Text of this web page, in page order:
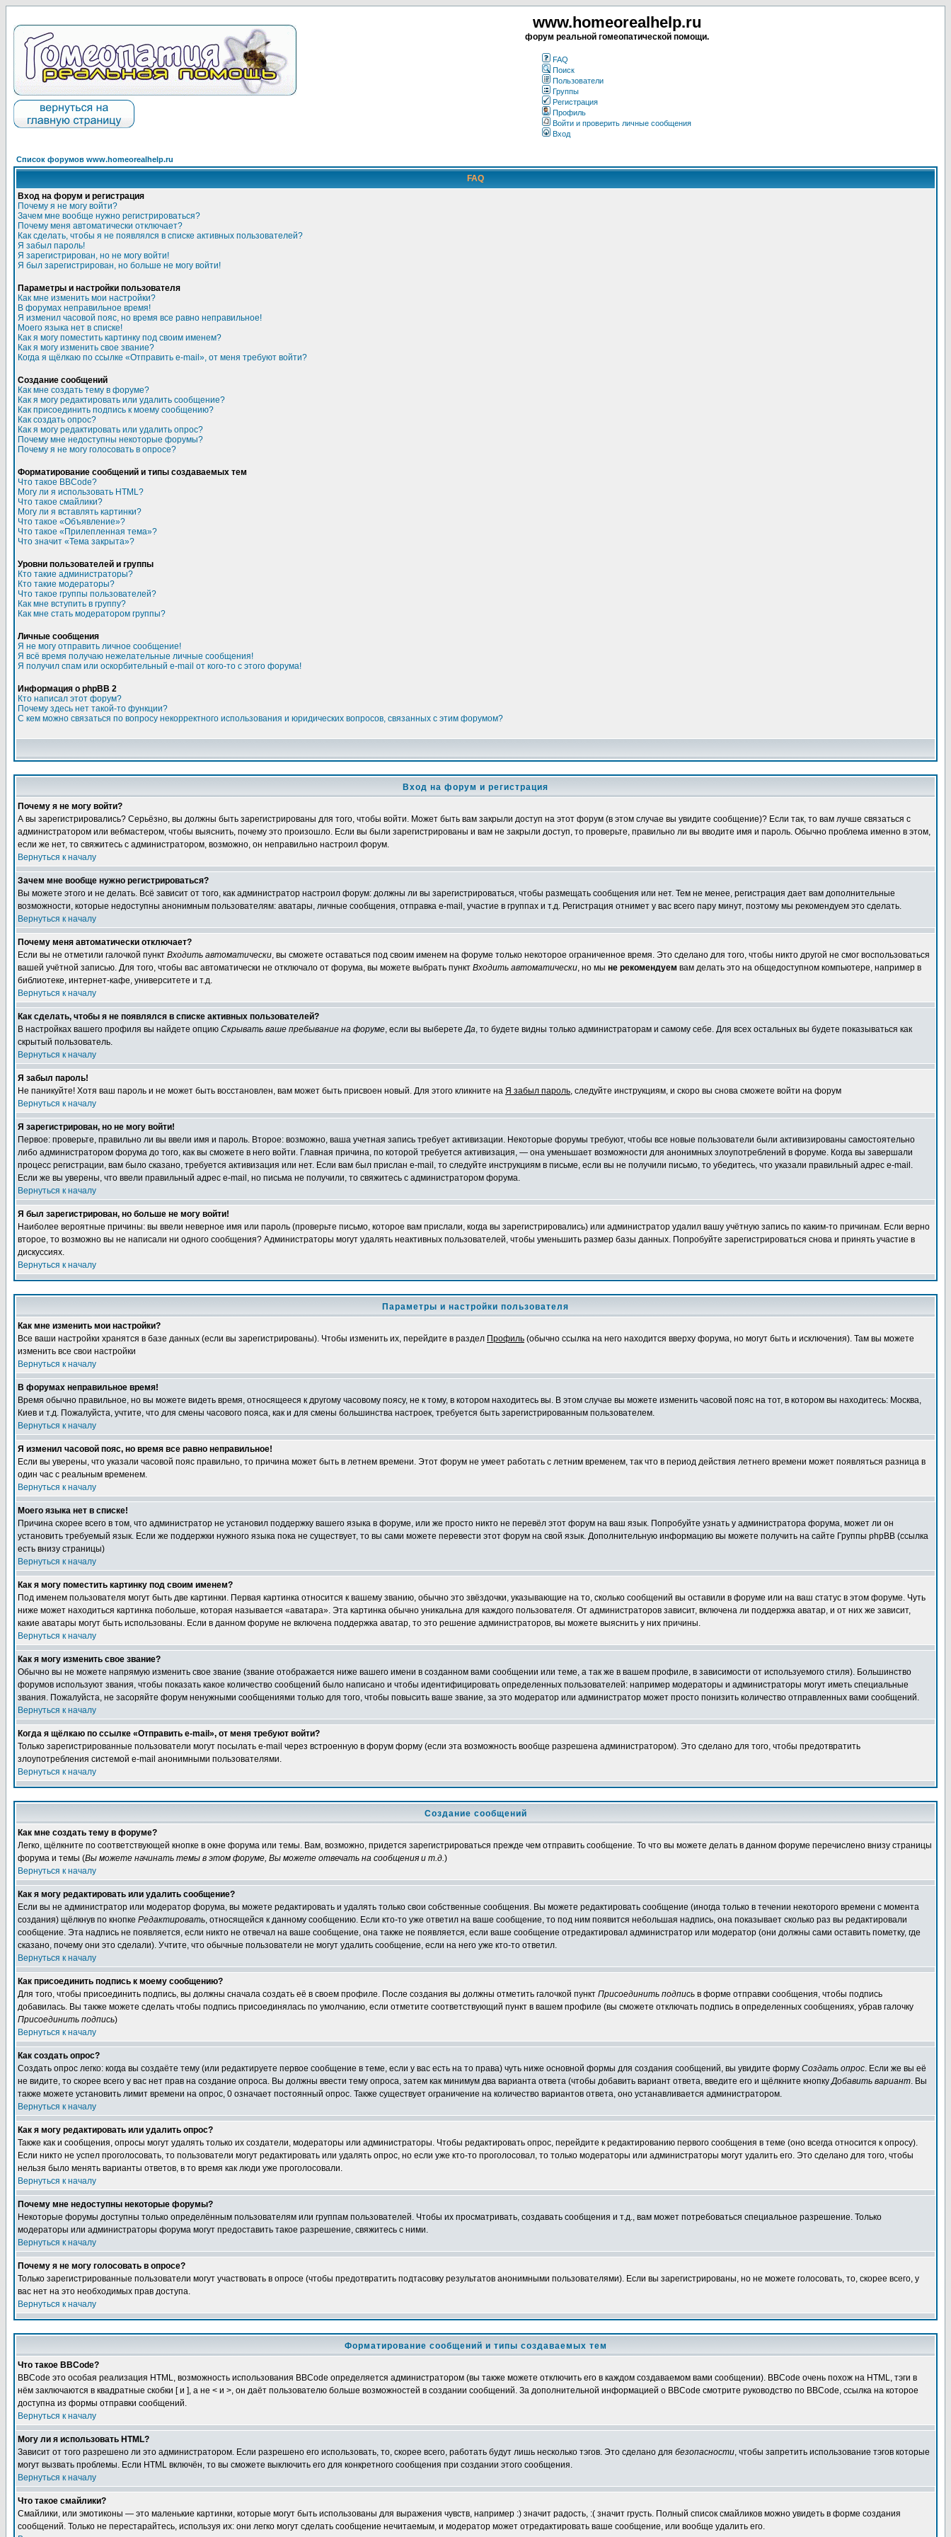
www.homeorealhelp.ru
форум реальной гомеопатической помощи.
FAQ
Поиск
Пользователи
Группы
Регистрация
Профиль
Войти и проверить личные сообщения
Вход
Список форумов www.homeorealhelp.ru
FAQ
Вход на форум и регистрация
Почему я не могу войти?
Зачем мне вообще нужно регистрироваться?
Почему меня автоматически отключает?
Как сделать, чтобы я не появлялся в списке активных пользователей?
Я забыл пароль!
Я зарегистрирован, но не могу войти!
Я был зарегистрирован, но больше не могу войти!
Параметры и настройки пользователя
Как мне изменить мои настройки?
В форумах неправильное время!
Я изменил часовой пояс, но время все равно неправильное!
Моего языка нет в списке!
Как я могу поместить картинку под своим именем?
Как я могу изменить свое звание?
Когда я щёлкаю по ссылке «Отправить e-mail», от меня требуют войти?
Создание сообщений
Как мне создать тему в форуме?
Как я могу редактировать или удалить сообщение?
Как присоединить подпись к моему сообщению?
Как создать опрос?
Как я могу редактировать или удалить опрос?
Почему мне недоступны некоторые форумы?
Почему я не могу голосовать в опросе?
Форматирование сообщений и типы создаваемых тем
Что такое BBCode?
Могу ли я использовать HTML?
Что такое смайлики?
Могу ли я вставлять картинки?
Что такое «Объявление»?
Что такое «Прилепленная тема»?
Что значит «Тема закрыта»?
Уровни пользователей и группы
Кто такие администраторы?
Кто такие модераторы?
Что такое группы пользователей?
Как мне вступить в группу?
Как мне стать модератором группы?
Личные сообщения
Я не могу отправить личное сообщение!
Я всё время получаю нежелательные личные сообщения!
Я получил спам или оскорбительный e-mail от кого-то с этого форума!
Информация о phpBB 2
Кто написал этот форум?
Почему здесь нет такой-то функции?
С кем можно связаться по вопросу некорректного использования и юридических вопросов, связанных с этим форумом?
Вход на форум и регистрация
Почему я не могу войти?
А вы зарегистрировались? Серьёзно, вы должны быть зарегистрированы для того, чтобы войти. Может быть вам закрыли доступ на этот форум (в этом случае вы увидите сообщение)? Если так, то вам лучше связаться с
администратором или вебмастером, чтобы выяснить, почему это произошло. Если вы были зарегистрированы и вам не закрыли доступ, то проверьте, правильно ли вы вводите имя и пароль. Обычно проблема именно в этом,
если же нет, то свяжитесь с администратором, возможно, он неправильно настроил форум.
Вернуться к началу
Зачем мне вообще нужно регистрироваться?
Вы можете этого и не делать. Всё зависит от того, как администратор настроил форум: должны ли вы зарегистрироваться, чтобы размещать сообщения или нет. Тем не менее, регистрация дает вам дополнительные
возможности, которые недоступны анонимным пользователям: аватары, личные сообщения, отправка e-mail, участие в группах и т.д. Регистрация отнимет у вас всего пару минут, поэтому мы рекомендуем это сделать.
Вернуться к началу
Почему меня автоматически отключает?
Если вы не отметили галочкой пункт Входить автоматически, вы сможете оставаться под своим именем на форуме только некоторое ограниченное время. Это сделано для того, чтобы никто другой не смог воспользоваться
вашей учётной записью. Для того, чтобы вас автоматически не отключало от форума, вы можете выбрать пункт Входить автоматически, но мы не рекомендуем вам делать это на общедоступном компьютере, например в
библиотеке, интернет-кафе, университете и т.д.
Вернуться к началу
Как сделать, чтобы я не появлялся в списке активных пользователей?
В настройках вашего профиля вы найдете опцию Скрывать ваше пребывание на форуме, если вы выберетеДа, то будете видны только администраторам и самому себе. Для всех остальных вы будете показываться как
скрытый пользователь.
Вернуться к началу
Я забыл пароль!
Не паникуйте! Хотя ваш пароль и не может быть восстановлен, вам может быть присвоен новый. Для этого кликните на Я забыл пароль, следуйте инструкциям, и скоро вы снова сможете войти на форум
Вернуться к началу
Я зарегистрирован, но не могу войти!
Первое: проверьте, правильно ли вы ввели имя и пароль. Второе: возможно, ваша учетная запись требует активизации. Некоторые форумы требуют, чтобы все новые пользователи были активизированы самостоятельно
либо администратором форума до того, как вы сможете в него войти. Главная причина, по которой требуется активизация, — она уменьшает возможности для анонимных злоупотреблений в форуме. Когда вы завершали
процесс регистрации, вам было сказано, требуется активизация или нет. Если вам был прислан e-mail, то следуйте инструкциям в письме, если вы не получили письмо, то убедитесь, что указали правильный адрес e-mail.
Если же вы уверены, что ввели правильный адрес e-mail, но письма не получили, то свяжитесь с администратором форума.
Вернуться к началу
Я был зарегистрирован, но больше не могу войти!
Наиболее вероятные причины: вы ввели неверное имя или пароль (проверьте письмо, которое вам прислали, когда вы зарегистрировались) или администратор удалил вашу учётную запись по каким-то причинам. Если верно
второе, то возможно вы не написали ни одного сообщения? Администраторы могут удалять неактивных пользователей, чтобы уменьшить размер базы данных. Попробуйте зарегистрироваться снова и принять участие в
дискуссиях.
Вернуться к началу
Параметры и настройки пользователя
Как мне изменить мои настройки?
Все ваши настройки хранятся в базе данных (если вы зарегистрированы). Чтобы изменить их, перейдите в раздел Профиль (обычно ссылка на него находится вверху форума, но могут быть и исключения). Там вы можете
изменить все свои настройки
Вернуться к началу
В форумах неправильное время!
Время обычно правильное, но вы можете видеть время, относящееся к другому часовому поясу, не к тому, в котором находитесь вы. В этом случае вы можете изменить часовой пояс на тот, в котором вы находитесь: Москва,
Киев и т.д. Пожалуйста, учтите, что для смены часового пояса, как и для смены большинства настроек, требуется быть зарегистрированным пользователем.
Вернуться к началу
Я изменил часовой пояс, но время все равно неправильное!
Если вы уверены, что указали часовой пояс правильно, то причина может быть в летнем времени. Этот форум не умеет работать с летним временем, так что в период действия летнего времени может появляться разница в
один час с реальным временем.
Вернуться к началу
Моего языка нет в списке!
Причина скорее всего в том, что администратор не установил поддержку вашего языка в форуме, или же просто никто не перевёл этот форум на ваш язык. Попробуйте узнать у администратора форума, может ли он
установить требуемый язык. Если же поддержки нужного языка пока не существует, то вы сами можете перевести этот форум на свой язык. Дополнительную информацию вы можете получить на сайте Группы phpBB (ссылка
есть внизу страницы)
Вернуться к началу
Как я могу поместить картинку под своим именем?
Под именем пользователя могут быть две картинки. Первая картинка относится к вашему званию, обычно это звёздочки, указывающие на то, сколько сообщений вы оставили в форуме или на ваш статус в этом форуме. Чуть
ниже может находиться картинка побольше, которая называется «аватара». Эта картинка обычно уникальна для каждого пользователя. От администраторов зависит, включена ли поддержка аватар, и от них же зависит,
какие аватары могут быть использованы. Если в данном форуме не включена поддержка аватар, то это решение администраторов, вы можете выяснить у них причины.
Вернуться к началу
Как я могу изменить свое звание?
Обычно вы не можете напрямую изменить свое звание (звание отображается ниже вашего имени в созданном вами сообщении или теме, а так же в вашем профиле, в зависимости от используемого стиля). Большинство
форумов используют звания, чтобы показать какое количество сообщений было написано и чтобы идентифицировать определенных пользователей: например модераторы и администраторы могут иметь специальные
звания. Пожалуйста, не засоряйте форум ненужными сообщениями только для того, чтобы повысить ваше звание, за это модератор или администратор может просто понизить количество отправленных вами сообщений.
Вернуться к началу
Когда я щёлкаю по ссылке «Отправить e-mail», от меня требуют войти?
Только зарегистрированные пользователи могут посылать e-mail через встроенную в форум форму (если эта возможность вообще разрешена администратором). Это сделано для того, чтобы предотвратить
злоупотребления системой e-mail анонимными пользователями.
Вернуться к началу
Создание сообщений
Как мне создать тему в форуме?
Легко, щёлкните по соответствующей кнопке в окне форума или темы. Вам, возможно, придется зарегистрироваться прежде чем отправить сообщение. То что вы можете делать в данном форуме перечислено внизу страницы
форума и темы (Вы можете начинать темы в этом форуме, Вы можете отвечать на сообщения и т.д.)
Вернуться к началу
Как я могу редактировать или удалить сообщение?
Если вы не администратор или модератор форума, вы можете редактировать и удалять только свои собственные сообщения. Вы можете редактировать сообщение (иногда только в течении некоторого времени с момента
создания) щёлкнув по кнопке Редактировать, относящейся к данному сообщению. Если кто-то уже ответил на ваше сообщение, то под ним появится небольшая надпись, она показывает сколько раз вы редактировали
сообщение. Эта надпись не появляется, если никто не отвечал на ваше сообщение, она также не появляется, если ваше сообщение отредактировал администратор или модератор (они должны сами оставить пометку, где
сказано, почему они это сделали). Учтите, что обычные пользователи не могут удалить сообщение, если на него уже кто-то ответил.
Вернуться к началу
Как присоединить подпись к моему сообщению?
Для того, чтобы присоединить подпись, вы должны сначала создать её в своем профиле. После создания вы должны отметить галочкой пункт Присоединить подпись в форме отправки сообщения, чтобы подпись
добавилась. Вы также можете сделать чтобы подпись присоединялась по умолчанию, если отметите соответствующий пункт в вашем профиле (вы сможете отключать подпись в определенных сообщениях, убрав галочку
Присоединить подпись)
Вернуться к началу
Как создать опрос?
Создать опрос легко: когда вы создаёте тему (или редактируете первое сообщение в теме, если у вас есть на то права) чуть ниже основной формы для создания сообщений, вы увидите форму Создать опрос. Если же вы её
не видите, то скорее всего у вас нет прав на создание опроса. Вы должны ввести тему опроса, затем как минимум два варианта ответа (чтобы добавить вариант ответа, введите его и щёлкните кнопкуДобавить вариант. Вы
также можете установить лимит времени на опрос, 0 означает постоянный опрос. Также существует ограничение на количество вариантов ответа, оно устанавливается администратором.
Вернуться к началу
Как я могу редактировать или удалить опрос?
Также как и сообщения, опросы могут удалять только их создатели, модераторы или администраторы. Чтобы редактировать опрос, перейдите к редактированию первого сообщения в теме (оно всегда относится к опросу).
Если никто не успел проголосовать, то пользователи могут редактировать или удалять опрос, но если уже кто-то проголосовал, то только модераторы или администраторы могут удалить его. Это сделано для того, чтобы
нельзя было менять варианты ответов, в то время как люди уже проголосовали.
Вернуться к началу
Почему мне недоступны некоторые форумы?
Некоторые форумы доступны только определённым пользователям или группам пользователей. Чтобы их просматривать, создавать сообщения и т.д., вам может потребоваться специальное разрешение. Только
модераторы или администраторы форума могут предоставить такое разрешение, свяжитесь с ними.
Вернуться к началу
Почему я не могу голосовать в опросе?
Только зарегистрированные пользователи могут участвовать в опросе (чтобы предотвратить подтасовку результатов анонимными пользователями). Если вы зарегистрированы, но не можете голосовать, то, скорее всего, у
вас нет на это необходимых прав доступа.
Вернуться к началу
Форматирование сообщений и типы создаваемых тем
Что такое BBCode?
BBCode это особая реализация HTML, возможность использования BBCode определяется администратором (вы также можете отключить его в каждом создаваемом вами сообщении). BBCode очень похож на HTML, тэги в
нём заключаются в квадратные скобки [ и ], а не < и >, он даёт пользователю больше возможностей в создании сообщений. За дополнительной информацией о BBCode смотрите руководство по BBCode, ссылка на которое
доступна из формы отправки сообщений.
Вернуться к началу
Могу ли я использовать HTML?
Зависит от того разрешено ли это администратором. Если разрешено его использовать, то, скорее всего, работать будут лишь несколько тэгов. Это сделано для безопасности, чтобы запретить использование тэгов которые
могут вызвать проблемы. Если HTML включён, то вы сможете выключить его для конкретного сообщения при создании этого сообщения.
Вернуться к началу
Что такое смайлики?
Смайлики, или эмотиконы — это маленькие картинки, которые могут быть использованы для выражения чувств, например :) значит радость, :( значит грусть. Полный список смайликов можно увидеть в форме создания
сообщений. Только не перестарайтесь, используя их: они легко могут сделать сообщение нечитаемым, и модератор может отредактировать ваше сообщение, или вообще удалить его.